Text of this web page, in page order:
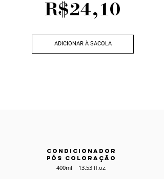
R$24,10
ADICIONAR À SACOLA
CONDICIONADOR
PÓS COLORAÇÃO
400ml 13.53 fl.oz.